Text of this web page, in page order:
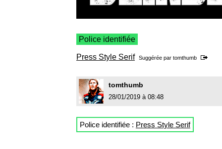
Police identifiée
Press Style Serif Suggérée par tomthumb
tomthumb
28/01/2019 à 08:48
Police identifiée : Press Style Serif